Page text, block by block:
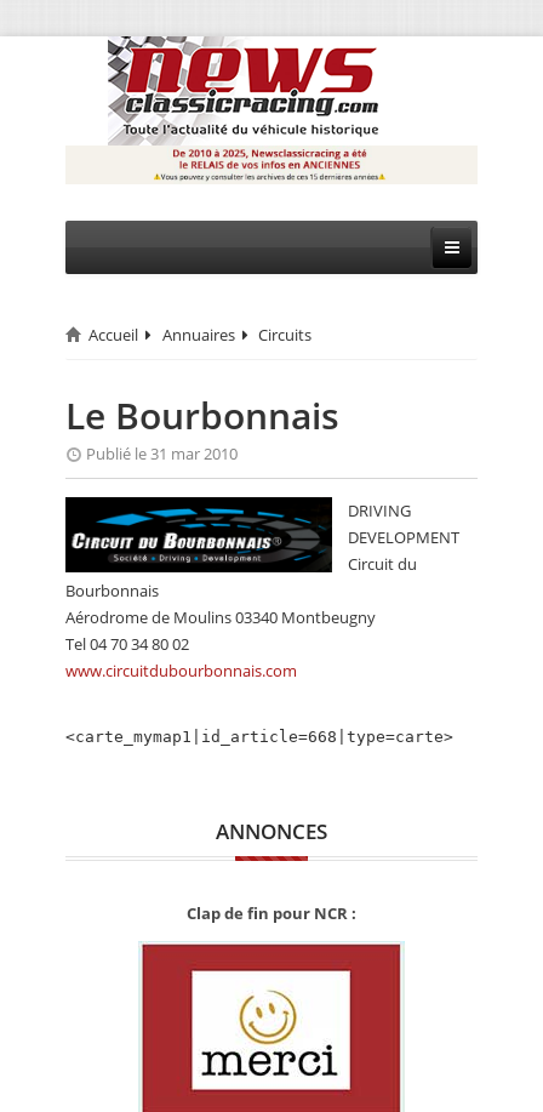
CIRCUIT
RALLYE
MONTAGNE
EVÈNEMENTS
CALENDRIER
FOCUS
VIDEO
Accueil Annuaires Circuits
Le Bourbonnais
Publié le 31 mar 2010
DRIVING
DEVELOPMENT
Circuit du
Bourbonnais
Aérodrome de Moulins 03340 Montbeugny
Tel 04 70 34 80 02
www.circuitdubourbonnais.com
<carte_mymap1|id_article=668|type=carte>
ANNONCES
Clap de fin pour NCR :